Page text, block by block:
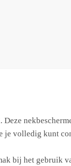
je volledig kunt
bij het gebruik